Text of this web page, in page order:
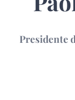
Presidente